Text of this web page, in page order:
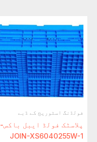
فولڈنگ اسٹوریج کے ڈبے
پلاسٹک فولڈ ایبل باکس-
JOIN-XS6040255W-1